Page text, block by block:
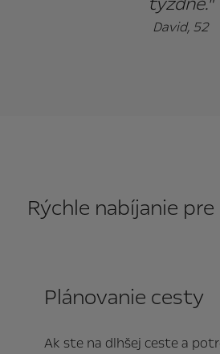
David, 52
Rýchle nabíjanie
Plánovanie cesty
Ak ste na dlhšej ceste a